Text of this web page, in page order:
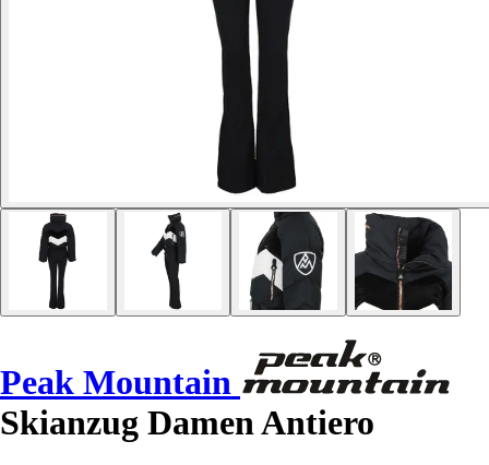
Peak Mountain
Skianzug Damen Antiero